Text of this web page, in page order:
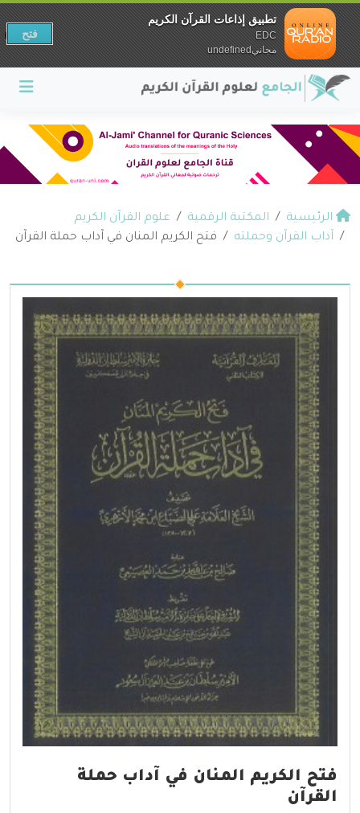
الرئيسية المكتبة الرقمية
علوم القرآن الكريم
آداب القرآن وحملته
فتح الكريم المنان في آداب حملة القرآن
فتح الكريم المنان في آداب حملة
القرآن
تطبيق إذاعات القرآن الكريم
EDC
مجانيundefined
فتح